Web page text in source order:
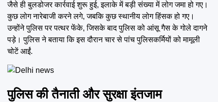
जैसे ही बुलडोजर कार्रवाई शुरू हुई, इलाके में बड़ी संख्या में लोग जमा हो गए।
कुछ लोग नारेबाजी करने लगे, जबकि कुछ स्थानीय लोग हिंसक हो गए।
उन्होंने पुलिस पर पत्थर फेंके, जिसके बाद पुलिस को आंसू गैस के गोले दागने
पड़े। पुलिस ने बताया कि इस दौरान चार से पांच पुलिसकर्मियों को मामूली
चोटें आईं.
पुलिस की तैनाती और सुरक्षा इंतजाम